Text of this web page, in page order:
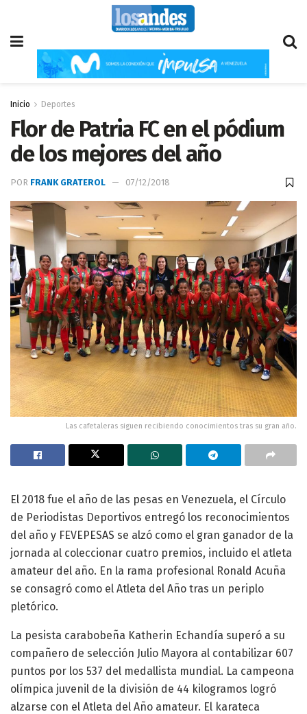
Inicio Deportes
Flor de Patria FC en el pódium
de los mejores del año
POR FRANK GRATEROL 07/12/2018
Las cafetaleras siguen recibiendo conocimientos tras su gran año.
El 2018 fue el año de las pesas en Venezuela, el Círculo
de Periodistas Deportivos entregó los reconocimientos
del año y FEVEPESAS se alzó como el gran ganador de la
jornada al coleccionar cuatro premios, incluido el atleta
amateur del año. En la rama profesional Ronald Acuña
se consagró como el Atleta del Año tras un periplo
pletórico.
La pesista carabobeña Katherin Echandía superó a su
compañero de selección Julio Mayora al contabilizar 607
puntos por los 537 del medallista mundial. La campeona
olímpica juvenil de la división de 44 kilogramos logró
alzarse con el Atleta del Año amateur. El karateca